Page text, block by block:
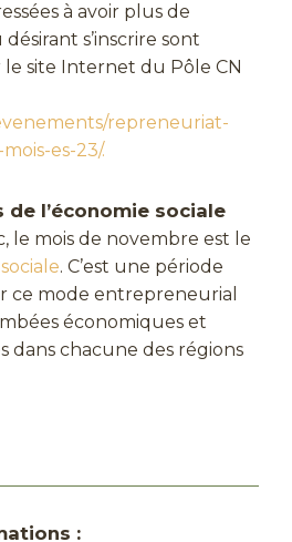
à avoir plus de
s’inscrire sont
site Internet du Pôle CN
repreneuriat-
es-23/.
l’économie sociale
le mois de novembre est le
iale. C’est une période
ce mode entrepreneurial
économiques et
dans chacune des régions
: